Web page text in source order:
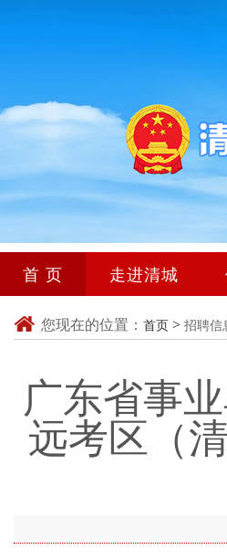
首 页 走进清城
您现在的位置： 首页 > 招聘信
广东省事
远考区（